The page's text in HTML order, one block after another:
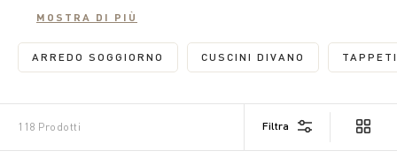
selezione di prodotti permette di trovare soluzioni
praticità.
MOSTRA DI PIÙ
ARREDO SOGGIORNOFILTRA PER CATEGORIA: ARREDO SOGGIORNO
CUSCINI DIVANO
FILTRA PER
118 Prodotti Filtra